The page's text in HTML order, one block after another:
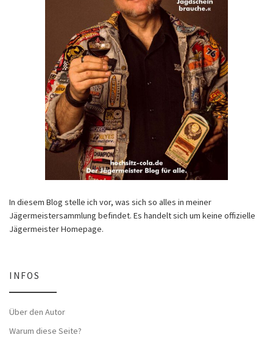
In diesem Blog stelle ich vor, was sich so alles in meiner
Jägermeistersammlung befindet. Es handelt sich um keine offizielle
Jägermeister Homepage.
INFOS
Über den Autor
Warum diese Seite?